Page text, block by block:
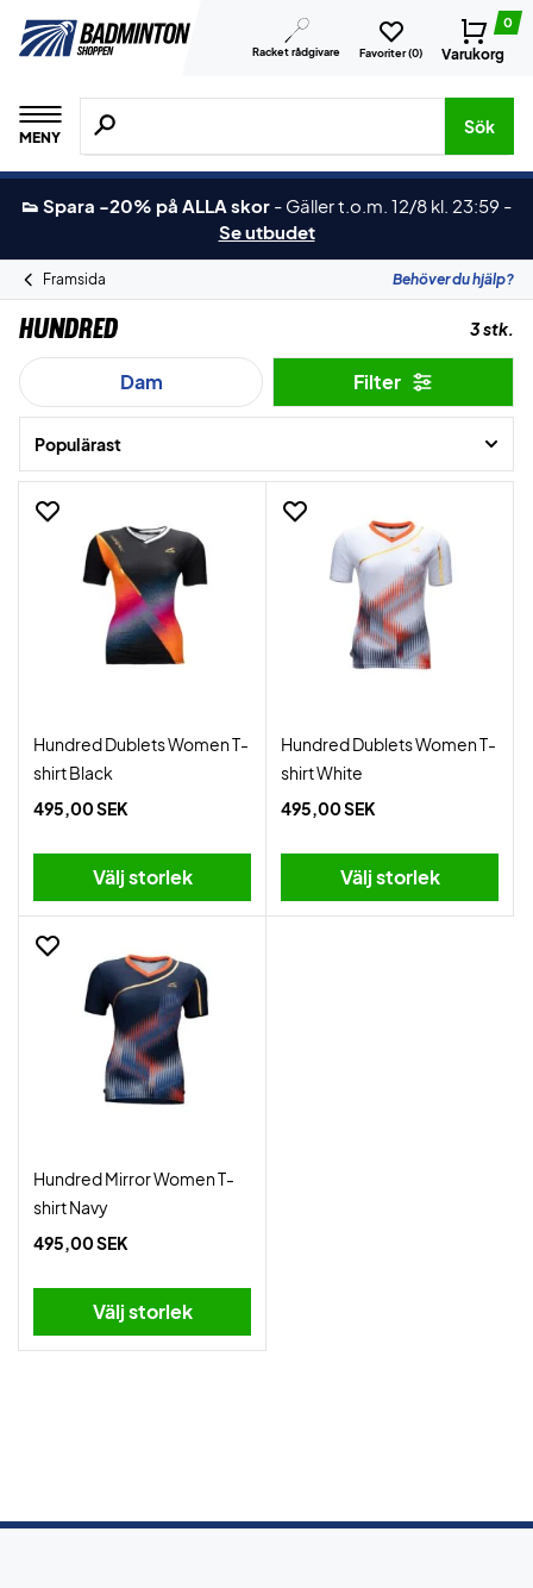
Racket rådgivare Favoriter (0)
0
Varukorg
MENY
Sök efter produkter, märken osv.
Sök
👟 Spara -20% på ALLA skor - Gäller t.o.m. 12/8 kl. 23:59 -
Se utbudet
Framsida Behöver du hjälp?
Hundred 3 stk.
Dam Filter
Populärast
Hundred Dublets Women T-
shirt Black
495,00 SEK
Välj storlek
Hundred Dublets Women T-
shirt White
495,00 SEK
Välj storlek
Hundred Mirror Women T-
shirt Navy
495,00 SEK
Välj storlek